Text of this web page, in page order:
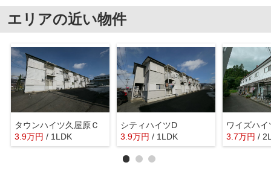
エリアの近い物件
タウンハイツ久屋原Ｃ
3.9万円 / 1LDK
シティハイツD
3.9万円 / 1LDK
ワイズハイ
3.7万円 /